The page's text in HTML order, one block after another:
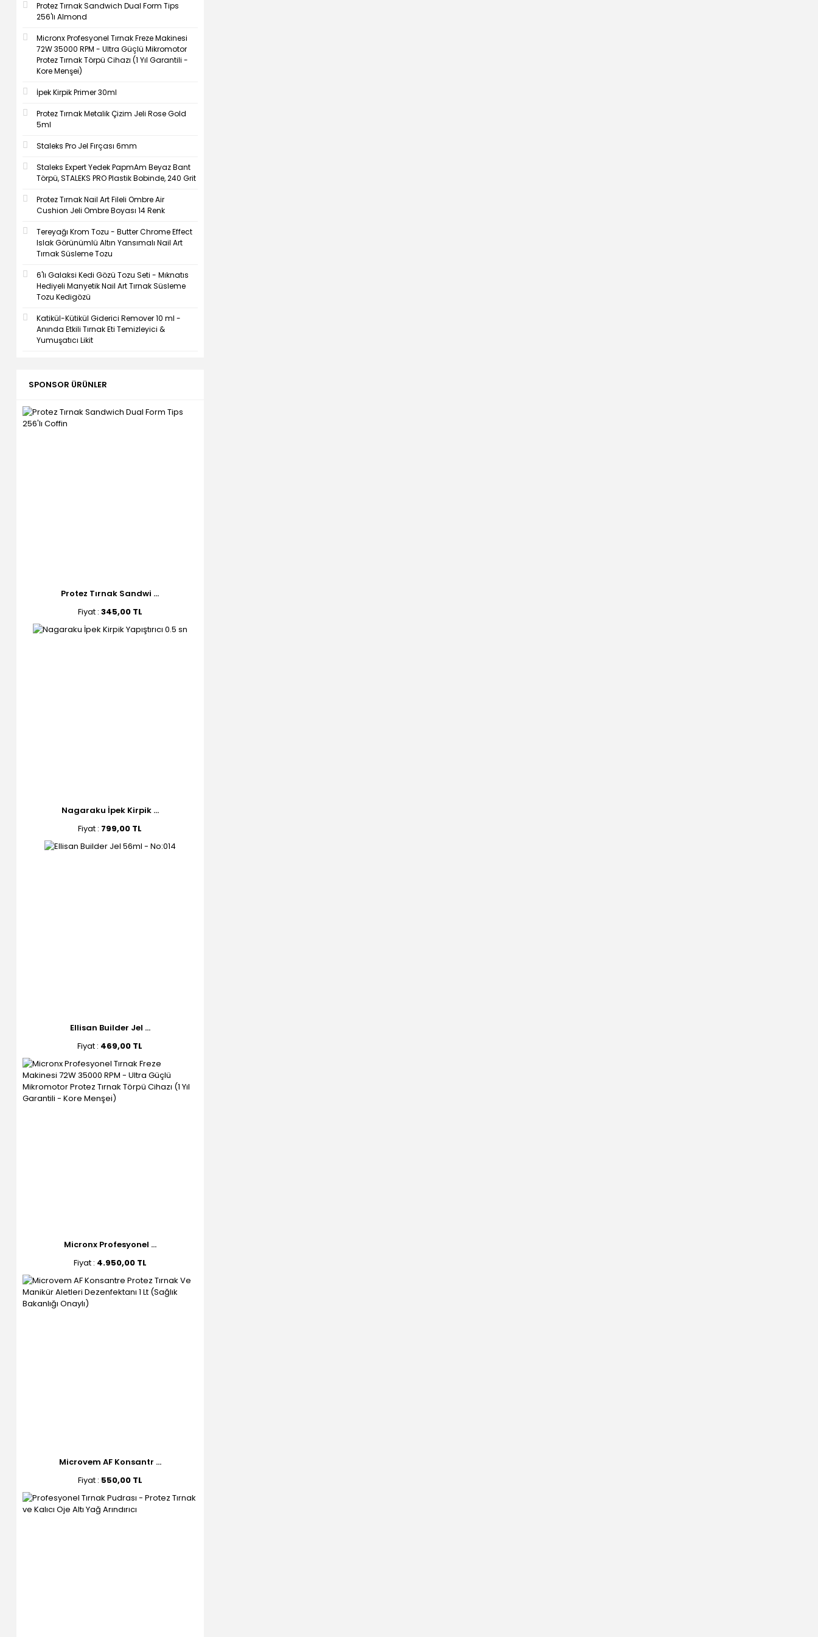
Protez Tırnak Sandwich Dual Form Tips
256'lı Almond
Micronx Profesyonel Tırnak Freze Makinesi
72W 35000 RPM - Ultra Güçlü Mikromotor
Protez Tırnak Törpü Cihazı (1 Yıl Garantili -
Kore Menşei)
İpek Kirpik Primer 30ml
Protez Tırnak Metalik Çizim Jeli Rose Gold
5ml
Staleks Pro Jel Fırçası 6mm
Staleks Expert Yedek PapmAm Beyaz Bant
Törpü, STALEKS PRO Plastik Bobinde, 240 Grit
Protez Tırnak Nail Art Fileli Ombre Air
Cushion Jeli Ombre Boyası 14 Renk
Tereyağı Krom Tozu - Butter Chrome Effect
Islak Görünümlü Altın Yansımalı Nail Art
Tırnak Süsleme Tozu
6'lı Galaksi Kedi Gözü Tozu Seti - Mıknatıs
Hediyeli Manyetik Nail Art Tırnak Süsleme
Tozu Kedigözü
Katikül-Kütikül Giderici Remover 10 ml -
Anında Etkili Tırnak Eti Temizleyici &
Yumuşatıcı Likit
SPONSOR ÜRÜNLER
Protez Tırnak Sandwi ...
Fiyat : 345,00 TL
Nagaraku İpek Kirpik ...
Fiyat : 799,00 TL
Ellisan Builder Jel ...
Fiyat : 469,00 TL
Micronx Profesyonel ...
Fiyat : 4.950,00 TL
Microvem AF Konsantr ...
Fiyat : 550,00 TL